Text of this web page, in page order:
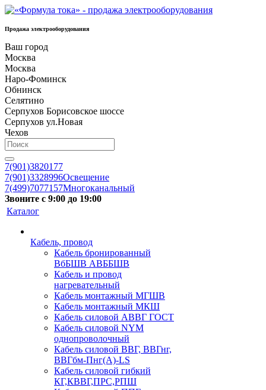
Продажа электрооборудования
Ваш город
Москва
Москва
Наро-Фоминск
Обнинск
Селятино
Серпухов Борисовское шоссе
Серпухов ул.Новая
Чехов
7(901)3820177
7(901)3328996Освещение
7(499)7077157Многоканальный
Звоните с 9:00 до 19:00
Каталог
Кабель, провод
Кабель бронированный
ВбБШВ АВББШВ
Кабель и провод
нагревательный
Кабель монтажный МГШВ
Кабель монтажный МКШ
Кабель силовой АВВГ ГОСТ
Кабель силовой NYM
однопроволочный
Кабель силовой ВВГ, ВВГнг,
ВВГбм-Пнг(А)-LS
Кабель силовой гибкий
КГ,КВВГ,ПРС,РПШ